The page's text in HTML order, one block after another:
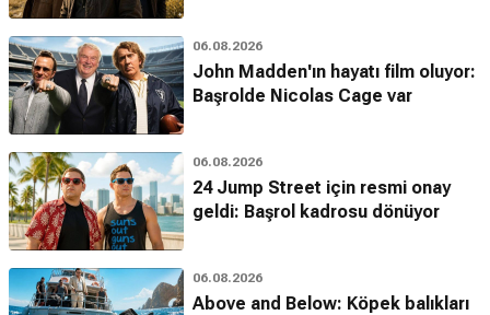
06.08.2026
John Madden'ın hayatı film oluyor:
Başrolde Nicolas Cage var
06.08.2026
24 Jump Street için resmi onay
geldi: Başrol kadrosu dönüyor
06.08.2026
Above and Below: Köpek balıkları